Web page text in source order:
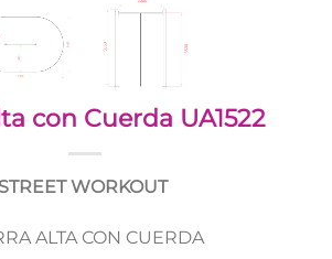
con Cuerda UA1522
STREET WORKOUT
ALTA CON CUERDA